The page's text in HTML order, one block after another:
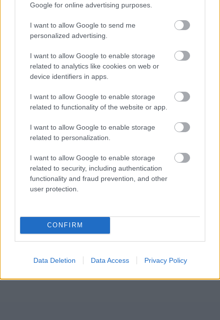
Google for online advertising purposes.
I want to allow Google to send me
personalized advertising.
I want to allow Google to enable storage
related to analytics like cookies on web or
device identifiers in apps.
I want to allow Google to enable storage
related to functionality of the website or app.
I want to allow Google to enable storage
related to personalization.
I want to allow Google to enable storage
related to security, including authentication
functionality and fraud prevention, and other
user protection.
CONFIRM
Data Deletion Data Access Privacy Policy
dollárt a pénzügyi tróntól!
NÉPSZERŰ